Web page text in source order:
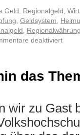
Geld Regionalgeld
Geldsystem
deaktiviert
das
wir zu Gast